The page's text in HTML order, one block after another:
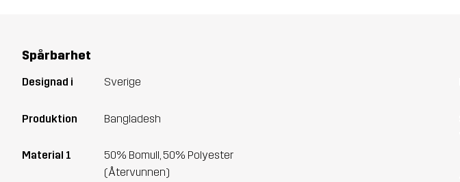
Spårbarhet
Designad i Sverige
Produktion Bangladesh
Material 1
50% Bomull, 50% Polyester
(Återvunnen)